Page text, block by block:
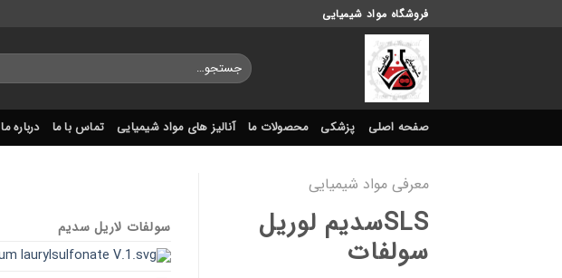
فروشگاه مواد شیمیایی
جستجو
برای:
صفحه اصلی پزشکی محصولات ما آنالیز های مواد شیمیایی تماس با ما درباره ما
معرفی مواد شیمیایی
SLSسدیم لوریل
سولفات
سولفات لاریل سدیم